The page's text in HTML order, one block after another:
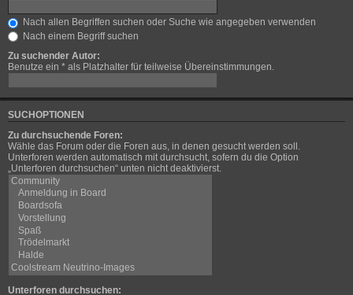
Nach allen Begriffen suchen oder Suche wie angegeben verwenden
Nach einem Begriff suchen
Zu suchender Autor:
Benutze ein * als Platzhalter für teilweise Übereinstimmungen.
SUCHOPTIONEN
Zu durchsuchende Foren:
Wähle das Forum oder die Foren aus, in denen gesucht werden soll.
Unterforen werden automatisch mit durchsucht, sofern du die Option
„Unterforen durchsuchen“ unten nicht deaktivierst.
Unterforen durchsuchen: